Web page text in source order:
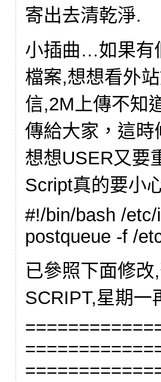
寄出去清乾淨.
小插曲…如果有
檔案,想想看外
信,2M上傳不知
傳給大家，這
想想USER又要
Script真的要小
#!/bin/bash /
postqueue -f /
已參照下面修
SCRIPT,星期